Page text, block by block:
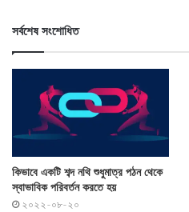
সর্বশেষ সংশোধিত
কিভাবে একটি শব্দ নথি শুধুমাত্র পঠন থেকে
স্বাভাবিক পরিবর্তন করতে হয়
২০২২-০৮-২০